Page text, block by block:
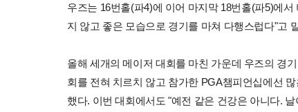
우즈는 16번홀(파4)에 이어 마지막 18번홀(파5)에
지 않고 좋은 모습으로 경기를 마쳐 다행스럽다"고
올해 세개의 메이저 대회를 마친 가운데 우즈의 경
회를 전혀 치르치 않고 참가한 PGA챔피언십에선
했다. 이번 대회에서도 "예전 같은 건강은 아니다.